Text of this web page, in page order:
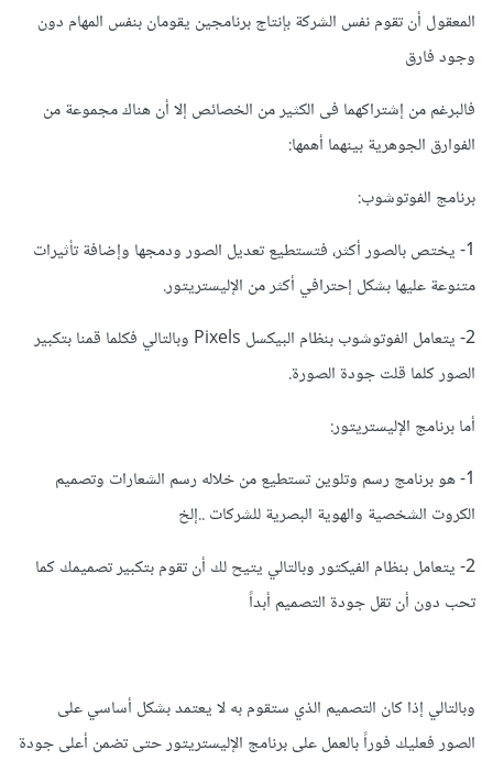
المعقول أن تقوم نفس الشركة بإنتاج برنامجين يقومان بنفس المهام دون
وجود فارق
فالبرغم من إشتراكهما فى الكثير من الخصائص إلا أن هناك مجموعة من
الفوارق الجوهرية بينهما أهمها:
برنامج الفوتوشوب:
1- يختص بالصور أكثر، فتستطيع تعديل الصور ودمجها وإضافة تأثيرات
متنوعة عليها بشكل إحترافي أكثر من الإليستريتور.
2- يتعامل الفوتوشوب بنظام البيكسل Pixels وبالتالي فكلما قمنا بتكبير
الصور كلما قلت جودة الصورة.
أما برنامج الإليستريتور:
1- هو برنامج رسم وتلوين تستطيع من خلاله رسم الشعارات وتصميم
الكروت الشخصية والهوية البصرية للشركات ..إلخ
2- يتعامل بنظام الفيكتور وبالتالي يتيح لك أن تقوم بتكبير تصميمك كما
تحب دون أن تقل جودة التصميم أبداً
وبالتالي إذا كان التصميم الذي ستقوم به لا يعتمد بشكل أساسي على
الصور فعليك فوراً بالعمل على برنامج الإليستريتور حتى تضمن أعلى جودة